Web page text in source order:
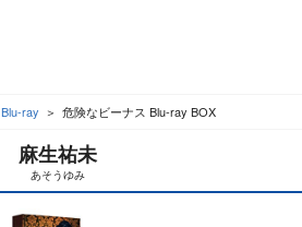
Blu-ray 危険なビーナス Blu-ray BOX
麻生祐未
あそうゆみ